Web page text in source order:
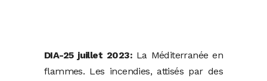
DIA-25 juillet 2023: La Méditerranée en
flammes. Les incendies, attisés par des